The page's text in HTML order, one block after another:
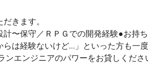
きます。
計〜保守／ＲＰＧでの開発経験●お
は経験ないけど…」といった方も一度
エンジニアのパワーをお貸しくださ